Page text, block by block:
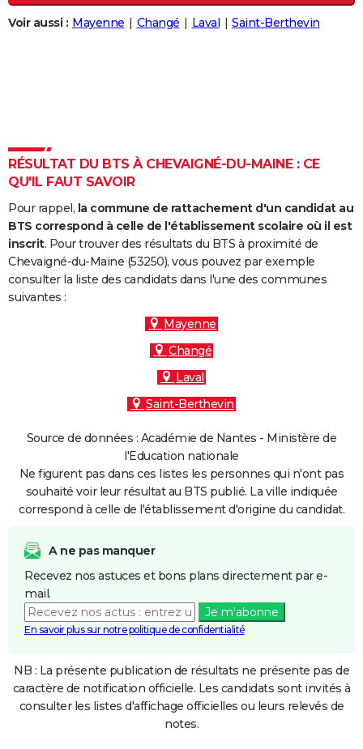
Destinations
City break
Voyage nature
Voyage de noces
Forum
Climat
+
PHOTO
Carte de Noël
Carte Bonne année
Carte Saint-Valentin
Carte Pâques
Carte d'anniversaire
DICTIONNAIRE
Dictionnaire
Biographies
Citations
Expressions
Proverbes
PROGRAMME TV
COPAINS D'AVANT
S'inscrire
Se connecter
Lycées
Collèges
Primaires
Universités
Entreprises
Service militaire
Avis de recherche
AVIS DE DÉCÈS
FORUM
Voir aussi : Mayenne Changé Laval Saint-Berthevin
RÉSULTAT DU BTS À CHEVAIGNÉ-DU-MAINE : CE
QU'IL FAUT SAVOIR
Pour rappel, la commune de rattachement d'un candidat au
BTS correspond à celle de l'établissement scolaire où il est
inscrit. Pour trouver des résultats du BTS à proximité de
Chevaigné-du-Maine (53250), vous pouvez par exemple
consulter la liste des candidats dans l'une des communes
suivantes :
Mayenne
Changé
Laval
Saint-Berthevin
Source de données : Académie de Nantes - Ministère de
l'Education nationale
Ne figurent pas dans ces listes les personnes qui n'ont pas
souhaité voir leur résultat au BTS publié. La ville indiquée
correspond à celle de l'établissement d'origine du candidat.
A ne pas manquer
Recevez nos astuces et bons plans directement par e-
mail.
Je m'abonne
En savoir plus sur notre politique de confidentialité
NB : La présente publication de résultats ne présente pas de
caractère de notification officielle. Les candidats sont invités à
consulter les listes d'affichage officielles ou leurs relevés de
notes.